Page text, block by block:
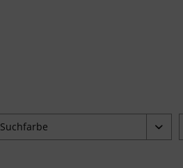
Suchfarbe